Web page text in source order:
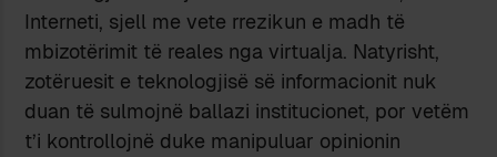
Interneti, sjell me vete rrezikun e madh të
mbizotërimit të reales nga virtualja. Natyrisht,
zotëruesit e teknologjisë së informacionit nuk
duan të sulmojnë ballazi institucionet, por vetëm
t’i kontrollojnë duke manipuluar opinionin